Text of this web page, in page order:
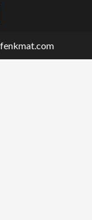
fenkmat.com